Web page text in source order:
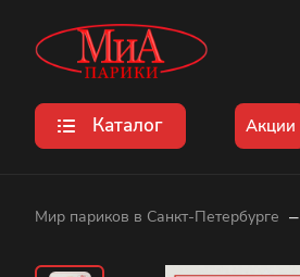
Каталог Акции
Мир париков в Санкт-Петербурге –